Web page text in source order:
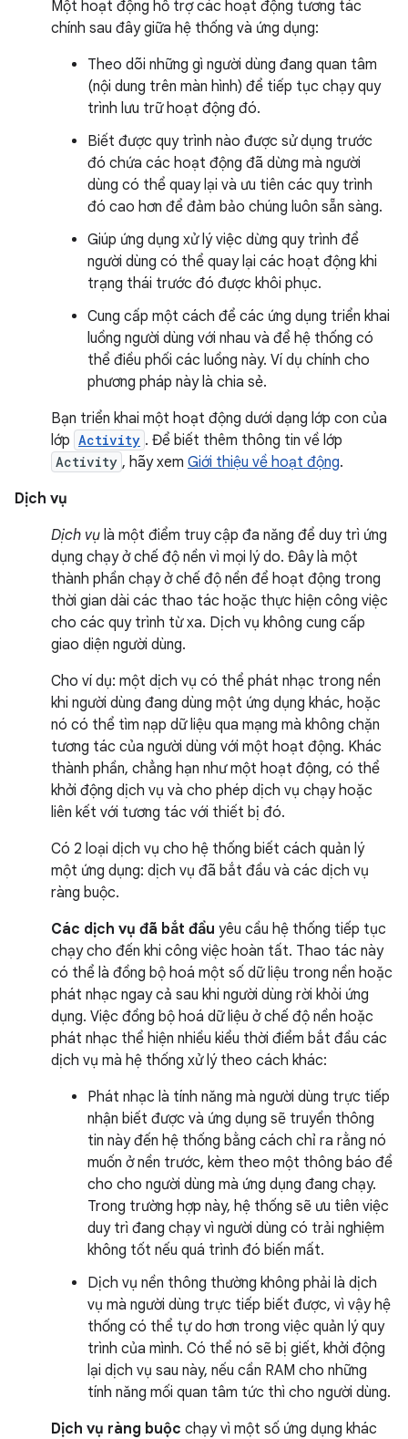
Một hoạt động hỗ trợ các hoạt động tương tác
chính sau đây giữa hệ thống và ứng dụng:
Theo dõi những gì người dùng đang quan tâm
(nội dung trên màn hình) để tiếp tục chạy quy
trình lưu trữ hoạt động đó.
Biết được quy trình nào được sử dụng trước
đó chứa các hoạt động đã dừng mà người
dùng có thể quay lại và ưu tiên các quy trình
đó cao hơn để đảm bảo chúng luôn sẵn sàng.
Giúp ứng dụng xử lý việc dừng quy trình để
người dùng có thể quay lại các hoạt động khi
trạng thái trước đó được khôi phục.
Cung cấp một cách để các ứng dụng triển khai
luồng người dùng với nhau và để hệ thống có
thể điều phối các luồng này. Ví dụ chính cho
phương pháp này là chia sẻ.
Bạn triển khai một hoạt động dưới dạng lớp con của
lớp Activity . Để biết thêm thông tin về lớp
Activity , hãy xem Giới thiệu về hoạt động.
Dịch vụ
Dịch vụ là một điểm truy cập đa năng để duy trì ứng
dụng chạy ở chế độ nền vì mọi lý do. Đây là một
thành phần chạy ở chế độ nền để hoạt động trong
thời gian dài các thao tác hoặc thực hiện công việc
cho các quy trình từ xa. Dịch vụ không cung cấp
giao diện người dùng.
Cho ví dụ: một dịch vụ có thể phát nhạc trong nền
khi người dùng đang dùng một ứng dụng khác, hoặc
nó có thể tìm nạp dữ liệu qua mạng mà không chặn
tương tác của người dùng với một hoạt động. Khác
thành phần, chẳng hạn như một hoạt động, có thể
khởi động dịch vụ và cho phép dịch vụ chạy hoặc
liên kết với tương tác với thiết bị đó.
Có 2 loại dịch vụ cho hệ thống biết cách quản lý
một ứng dụng: dịch vụ đã bắt đầu và các dịch vụ
ràng buộc.
Các dịch vụ đã bắt đầu yêu cầu hệ thống tiếp tục
chạy cho đến khi công việc hoàn tất. Thao tác này
có thể là đồng bộ hoá một số dữ liệu trong nền hoặc
phát nhạc ngay cả sau khi người dùng rời khỏi ứng
dụng. Việc đồng bộ hoá dữ liệu ở chế độ nền hoặc
phát nhạc thể hiện nhiều kiểu thời điểm bắt đầu các
dịch vụ mà hệ thống xử lý theo cách khác:
Phát nhạc là tính năng mà người dùng trực tiếp
nhận biết được và ứng dụng sẽ truyền thông
tin này đến hệ thống bằng cách chỉ ra rằng nó
muốn ở nền trước, kèm theo một thông báo để
cho cho người dùng mà ứng dụng đang chạy.
Trong trường hợp này, hệ thống sẽ ưu tiên việc
duy trì đang chạy vì người dùng có trải nghiệm
không tốt nếu quá trình đó biến mất.
Dịch vụ nền thông thường không phải là dịch
vụ mà người dùng trực tiếp biết được, vì vậy hệ
thống có thể tự do hơn trong việc quản lý quy
trình của mình. Có thể nó sẽ bị giết, khởi động
lại dịch vụ sau này, nếu cần RAM cho những
tính năng mối quan tâm tức thì cho người dùng.
Dịch vụ ràng buộc chạy vì một số ứng dụng khác